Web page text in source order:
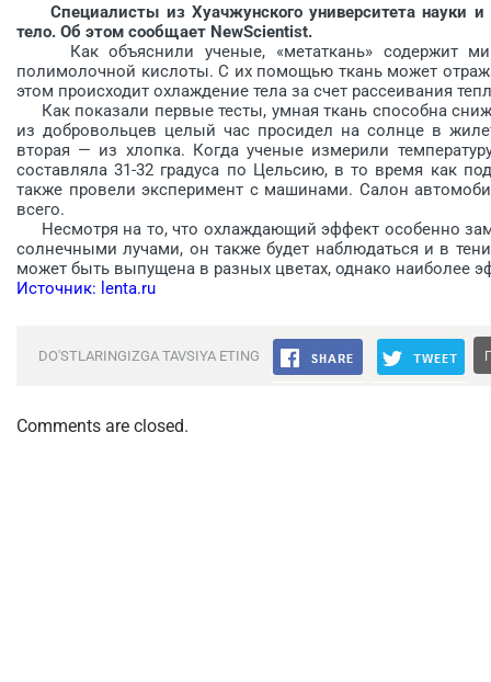
Специалисты из Хуачжунского университета науки и
тело. Об этом сообщает NewScientist.
Как объяснили ученые, «метаткань» содержит
полимолочной кислоты. С их помощью ткань может
этом происходит охлаждение тела за счет рассеивания
Как показали первые тесты, умная ткань способна
из добровольцев целый час просидел на солнце в
вторая — из хлопка. Когда ученые измерили
составляла 31-32 градуса по Цельсию, в то время как
также провели эксперимент с машинами. Салон
всего.
Несмотря на то, что охлаждающий эффект особенно
солнечными лучами, он также будет наблюдаться и в
может быть выпущена в разных цветах, однако наиболее
Источник: lenta.ru
DO'STLARINGIZGA TAVSIYA ETING
Comments are closed.